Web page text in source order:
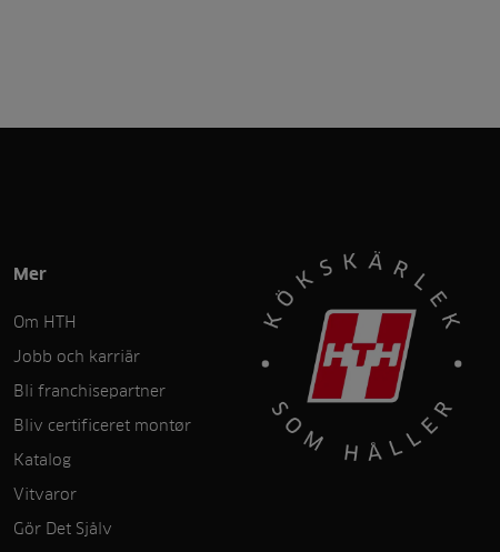
Mer
Om HTH
Jobb och karriär
Bli franchisepartner
Bliv certificeret montør
Katalog
Vitvaror
Gör Det Sjålv